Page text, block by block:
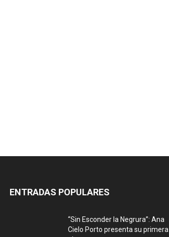
ENTRADAS POPULARES
“Sin Esconder la Negrura”: Ana
Cielo Porto presenta su primera